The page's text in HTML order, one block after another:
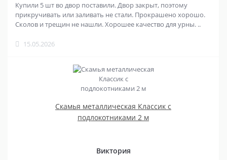
Купили 5 шт во двор поставили. Двор закрыт, поэтому
прикручивать или заливать не стали. Прокрашено хорошо.
Сколов и трещин не нашли. Хорошее качество для урны. ..
15.05.2026
Скамья металлическая Классик с
подлокотниками 2 м
Виктория